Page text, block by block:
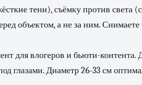
тени), съёмку против света
объектом, а не за ним. Снимаете
для влогеров и бьюти-контента.
глазами. Диаметр 26-33 см